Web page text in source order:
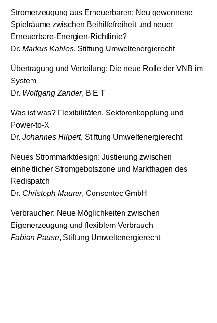
Stromerzeugung aus Erneuerbaren: Neu gewonnene
Spielräume zwischen Beihilfefreiheit und neuer
Erneuerbare-Energien-Richtlinie?
Dr. Markus Kahles, Stiftung Umweltenergierecht
Übertragung und Verteilung: Die neue Rolle der VNB im
System
Dr. Wolfgang Zander, B E T
Was ist was? Flexibilitäten, Sektorenkopplung und
Power-to-X
Dr. Johannes Hilpert, Stiftung Umweltenergierecht
Neues Strommarktdesign: Justierung zwischen
einheitlicher Stromgebotszone und Marktfragen des
Redispatch
Dr. Christoph Maurer, Consentec GmbH
Verbraucher: Neue Möglichkeiten zwischen
Eigenerzeugung und flexiblem Verbrauch
Fabian Pause, Stiftung Umweltenergierecht